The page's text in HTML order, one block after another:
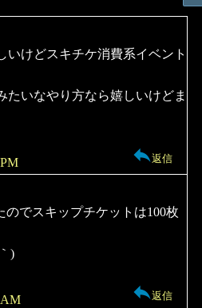
いけどスキチケ消費系イベント
たいなやり方なら嬉しいけどま
返信
AM
のでスキップチケットは100枚
)
返信